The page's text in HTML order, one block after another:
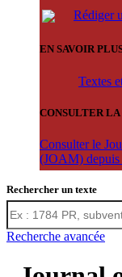
Rédiger
EN SAVOIR
Textes
CONSULTER
Consulter le
(JOAM) depuis
Rechercher un texte
Recherche avancée